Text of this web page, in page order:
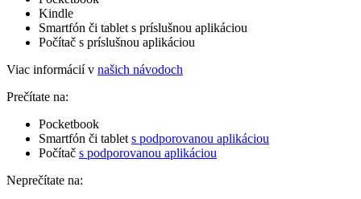
Kindle
Smartfón či tablet s príslušnou aplikáciou
Počítač s príslušnou aplikáciou
Viac informácií v našich návodoch
Prečítate na:
Pocketbook
Smartfón či tablet s podporovanou aplikáciou
Počítač s podporovanou aplikáciou
Neprečítate na: